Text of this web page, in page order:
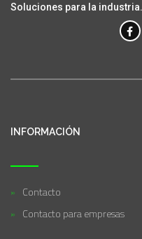
Soluciones para la industria.
INFORMACIÓN
Contacto
Contacto para empresas